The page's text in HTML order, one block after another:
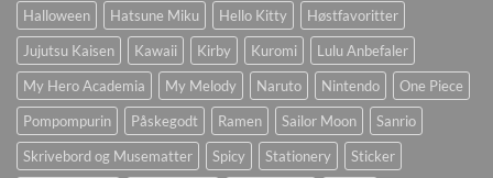
Halloween
Hatsune Miku Hello Kitty
Høstfavoritter
Jujutsu Kaisen
Kawaii Kirby Kuromi
Lulu Anbefaler
My Hero Academia
My Melody Naruto Nintendo
One Piece
Pompompurin
Påskegodt Ramen Sailor Moon
Sanrio
Skrivebord og Musematter
Spicy Stationery
Sticker